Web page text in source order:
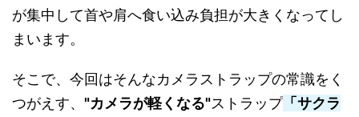
が集中して首や肩へ食い込み負担が大きくなってし
まいます。
そこで、今回はそんなカメラストラップの常識をく
つがえす、 "カメラが軽くなる"ストラップ 「サクラ